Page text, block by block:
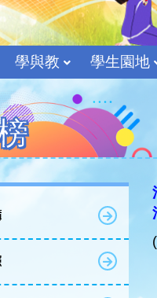
學與教 學生園地